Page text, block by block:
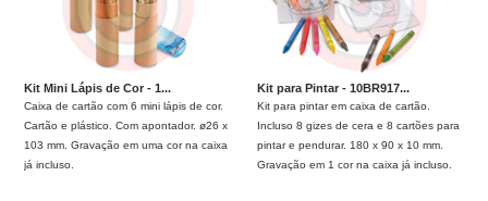
Kit Mini Lápis de Cor - 1...
Caixa de cartão com 6 mini lápis de cor.
Cartão e plástico. Com apontador. ø26 x
103 mm. Gravação em uma cor na caixa
já incluso.
Kit para Pintar - 10BR917...
Kit para pintar em caixa de cartão.
Incluso 8 gizes de cera e 8 cartões para
pintar e pendurar. 180 x 90 x 10 mm.
Gravação em 1 cor na caixa já incluso.